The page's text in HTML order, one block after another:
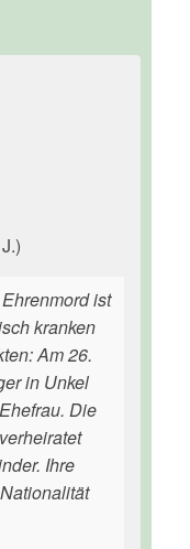
ist
kranken
Am 26.
in Unkel
Die
Ihre